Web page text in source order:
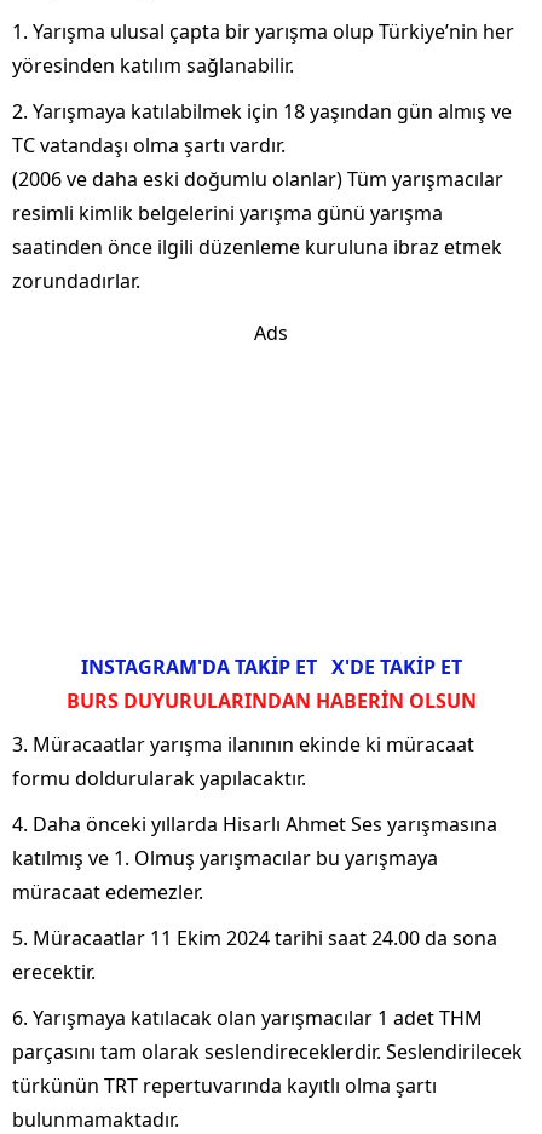
1. Yarışma ulusal çapta bir yarışma olup Türkiye’nin her
yöresinden katılım sağlanabilir.
2. Yarışmaya katılabilmek için 18 yaşından gün almış ve
TC vatandaşı olma şartı vardır.
(2006 ve daha eski doğumlu olanlar) Tüm yarışmacılar
resimli kimlik belgelerini yarışma günü yarışma
saatinden önce ilgili düzenleme kuruluna ibraz etmek
zorundadırlar.
Ads
INSTAGRAM'DA TAKİP ET X'DE TAKİP ET
BURS DUYURULARINDAN HABERİN OLSUN
3. Müracaatlar yarışma ilanının ekinde ki müracaat
formu doldurularak yapılacaktır.
4. Daha önceki yıllarda Hisarlı Ahmet Ses yarışmasına
katılmış ve 1. Olmuş yarışmacılar bu yarışmaya
müracaat edemezler.
5. Müracaatlar 11 Ekim 2024 tarihi saat 24.00 da sona
erecektir.
6. Yarışmaya katılacak olan yarışmacılar 1 adet THM
parçasını tam olarak seslendireceklerdir. Seslendirilecek
türkünün TRT repertuvarında kayıtlı olma şartı
bulunmamaktadır.